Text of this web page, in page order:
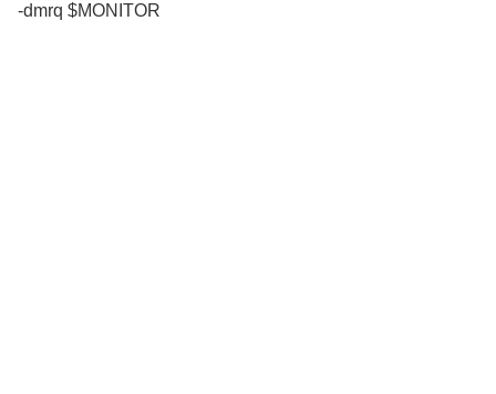
-dmrq $MONITOR